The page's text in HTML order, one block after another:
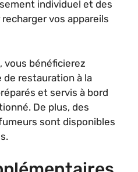
individuel et des
vos appareils
vous bénéficierez
de restauration à la
et servis à bord
De plus, des
sont disponibles